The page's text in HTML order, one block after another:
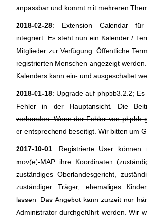
anpassbar und kommt mit mehreren
2018-02-28: Extension Calendar für
integriert. Es steht nun ein Kalender /
Mitglieder zur Verfügung. Öffentliche
registrierten Menschen angezeigt
Kalenders kann ein- und ausgeschaltet
2018-01-18: Upgrade auf phpbb3.2.2;Es
Fehler in der Hauptansicht. Die
vorhanden. Wenn der Fehler von phpbb
er entsprechend beseitigt. Wir bitten um
2017-10-01: Registrierte User
mov(e)-MAP ihre Koordinaten
zuständiges Oberlandesgericht,
zuständiger Träger, ehemaliges
lassen. Das Angebot kann zurzeit nur
Administrator durchgeführt werden. Wir